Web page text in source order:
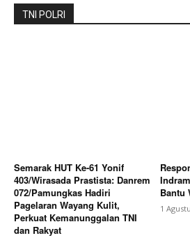
TNI POLRI
Semarak HUT Ke-61 Yonif
403/Wirasada Prastista: Danrem
072/Pamungkas Hadiri
Pagelaran Wayang Kulit,
Perkuat Kemanunggalan TNI
dan Rakyat
Bantu
1